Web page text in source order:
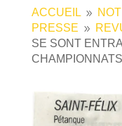
ACCUEIL 9
PRESSE 9
SE SONT